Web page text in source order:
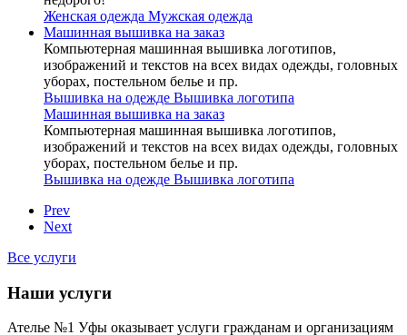
Женская одежда Мужская одежда
Машинная вышивка на заказ
Компьютерная машинная вышивка логотипов,
изображений и текстов на всех видах одежды, головных
уборах, постельном белье и пр.
Вышивка на одежде Вышивка логотипа
Машинная вышивка на заказ
Компьютерная машинная вышивка логотипов,
изображений и текстов на всех видах одежды, головных
уборах, постельном белье и пр.
Вышивка на одежде Вышивка логотипа
Prev
Next
Все услуги
Наши услуги
Ателье №1 Уфы оказывает услуги гражданам и организациям